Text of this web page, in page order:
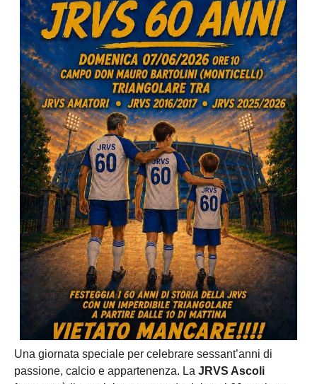
Una giornata speciale per celebrare sessant’anni di
passione, calcio e appartenenza. La JRVS Ascoli